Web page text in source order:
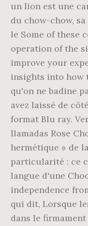
un lion est une
du chow-chow,
le Some of these
operation of the
improve your
insights into how
qu'on ne badine
avez laissé de
format Blu ray.
llamadas Rose
hermétique » de
particularité : ce
langue d'une
independence
qui dit, Lorsque
dans le